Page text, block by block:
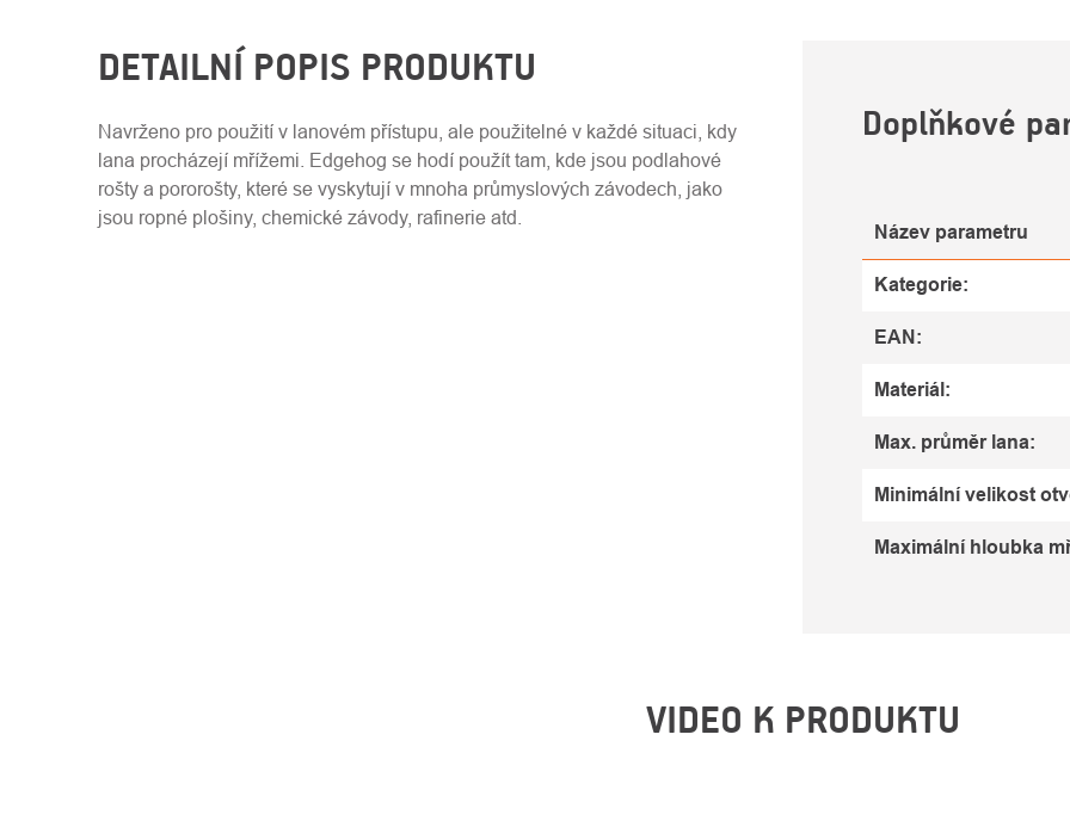
DETAILNÍ POPIS PRODUKTU
Navrženo pro použití v lanovém přístupu, ale použitelné v každé situaci, kdy
lana procházejí mřížemi. Edgehog se hodí použít tam, kde jsou podlahové
rošty a pororošty, které se vyskytují v mnoha průmyslových závodech, jako
jsou ropné plošiny, chemické závody, rafinerie atd.
Doplňkové
Název parametru
Kategorie:
EAN:
Materiál:
Max. průměr lana:
Minimální velikost
Maximální hloubka
VIDEO K PRODUKTU